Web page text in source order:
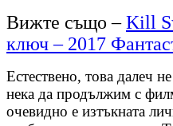
Вижте също –Kill
ключ – 2017
Естествено, това далеч
нека да продължим с
очевидно е изтъкната